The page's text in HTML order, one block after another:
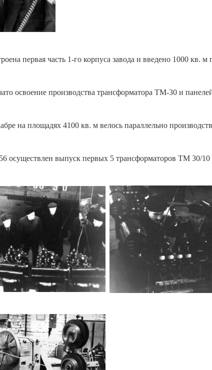
первая часть 1-го корпуса завода и введено 1000 кв.
освоение производства трансформатора ТМ-30 и
на площадях 4100 кв. м велось параллельно
осуществлен выпуск первых 5 трансформаторов ТМ 30/10